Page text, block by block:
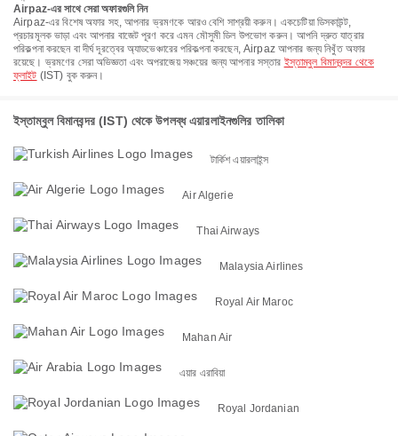
Airpaz-এর সাথে সেরা অফারগুলি নিন
Airpaz-এর বিশেষ অফার সহ, আপনার ভ্রমণকে আরও বেশি সাশ্রয়ী করুন। একচেটিয়া ডিসকাউন্ট,
প্রচারমূলক ভাড়া এবং আপনার বাজেট পূরণ করে এমন মৌসুমী ডিল উপভোগ করুন। আপনি দ্রুত যাত্রার
পরিকল্পনা করছেন বা দীর্ঘ দূরত্বের অ্যাডভেঞ্চারের পরিকল্পনা করছেন, Airpaz আপনার জন্য নিখুঁত অফার
রয়েছে। ভ্রমণের সেরা অভিজ্ঞতা এবং অপরাজেয় সঞ্চয়ের জন্য আপনার সস্তার ইস্তাম্বুল বিমানবন্দর থেকে
ফ্লাইট (IST) বুক করুন।
ইস্তাম্বুল বিমানবন্দর (IST) থেকে উপলব্ধ এয়ারলাইনগুলির তালিকা
টার্কিশ এয়ারলাইন্স
Air Algerie
Thai Airways
Malaysia Airlines
Royal Air Maroc
Mahan Air
এয়ার এরাবিয়া
Royal Jordanian